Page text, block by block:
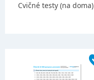
Cvičné testy (na doma)